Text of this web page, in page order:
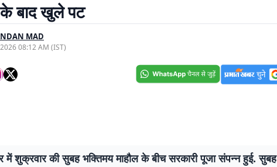
के बाद खुले पट
MAD
08:12 AM (IST)
में शुक्रवार की सुबह भक्तिमय माहौल के बीच सरकारी पूजा संपन्न हुई. सुबह